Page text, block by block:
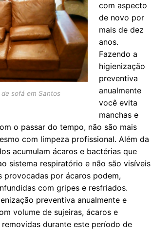
sofá em Santos
com aspecto
de novo por
mais de dez
anos.
Fazendo a
higienização
preventiva
anualmente
você evita
manchas e
o passar do tempo, não são mais
com limpeza profissional. Além da
acumulam ácaros e bactérias que
sistema respiratório e não são visíveis
provocadas por ácaros podem,
com gripes e resfriados.
preventiva anualmente e
volume de sujeiras, ácaros e
durante este período de